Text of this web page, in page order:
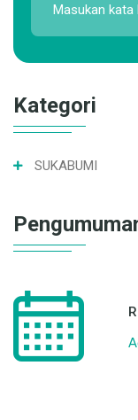
Kategori
SUKABUMI